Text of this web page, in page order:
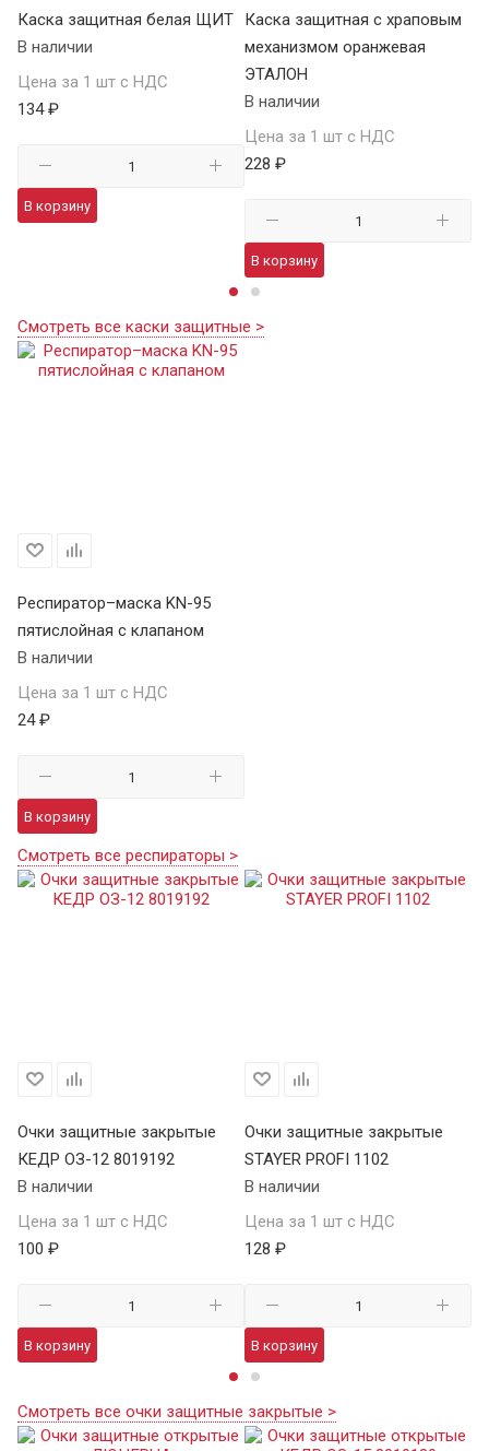
Каска защитная белая ЩИТ
В наличии
Цена за 1 шт с НДС
134 ₽
В корзину
Каска защитная с храповым
механизмом оранжевая
ЭТАЛОН
В наличии
Цена за 1 шт с НДС
228 ₽
В корзину
Смотреть все каски защитные >
Респиратор–маска KN-95
пятислойная с клапаном
В наличии
Цена за 1 шт с НДС
24 ₽
В корзину
Смотреть все респираторы >
Очки защитные закрытые
КЕДР ОЗ-12 8019192
В наличии
Цена за 1 шт с НДС
100 ₽
В корзину
Очки защитные закрытые
STAYER PROFI 1102
В наличии
Цена за 1 шт с НДС
128 ₽
В корзину
Смотреть все очки защитные закрытые >